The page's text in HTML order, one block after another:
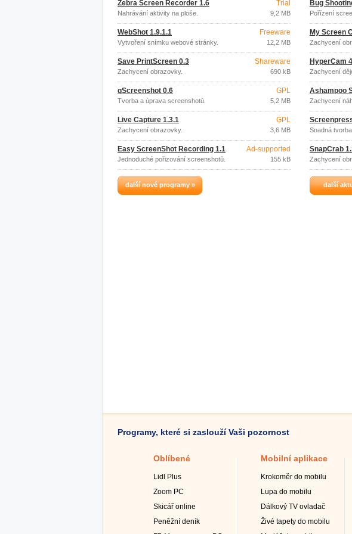
Zebra Screen Recorder 1.6
Nahrávání aktivity na ploše.
Trial
9,2 MB
WebShot 1.9.1.1
Vytvoření snímku webové stránky.
Freeware
12,2 MB
Save PrintScreen 0.3
Zachycení obrazovky.
Shareware
690 kB
qScreenshot 0.6
Tvorba a úprava screenshotů.
GPL
5,2 MB
Live Capture 1.3.1
Zachycení obrazovky.
GPL
3,6 MB
Easy ScreenShot Recording 1.1
Jednoduché pořizování screenshotů.
Ad-supported
155 kB
další nové programy »
Bug
Pořízení
My Screen
Zachycení
HyperCam
Zachycení
Ashampoo
Zachycení
Snadná
SnapCrab
Zachycení
myši.
další
Programy, které si zaslouží Vaši pozornost
Oblíbené
Lidl Plus
Zoom PC
Skicář online
Peněžní deník
Mobilní aplikace
Krokoměr do mobilu
Lupa do mobilu
Dálkový TV ovladač
Živé tapety do mobilu